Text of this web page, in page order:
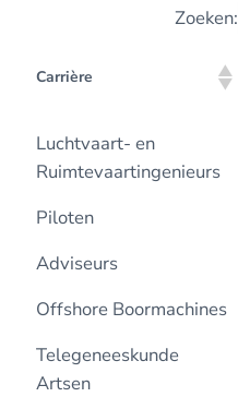
Zoeken:
Carrière
Carrière
Luchtvaart- en
Ruimtevaartingenieurs
Piloten
Adviseurs
Offshore Boormachines
Telegeneeskunde
Artsen